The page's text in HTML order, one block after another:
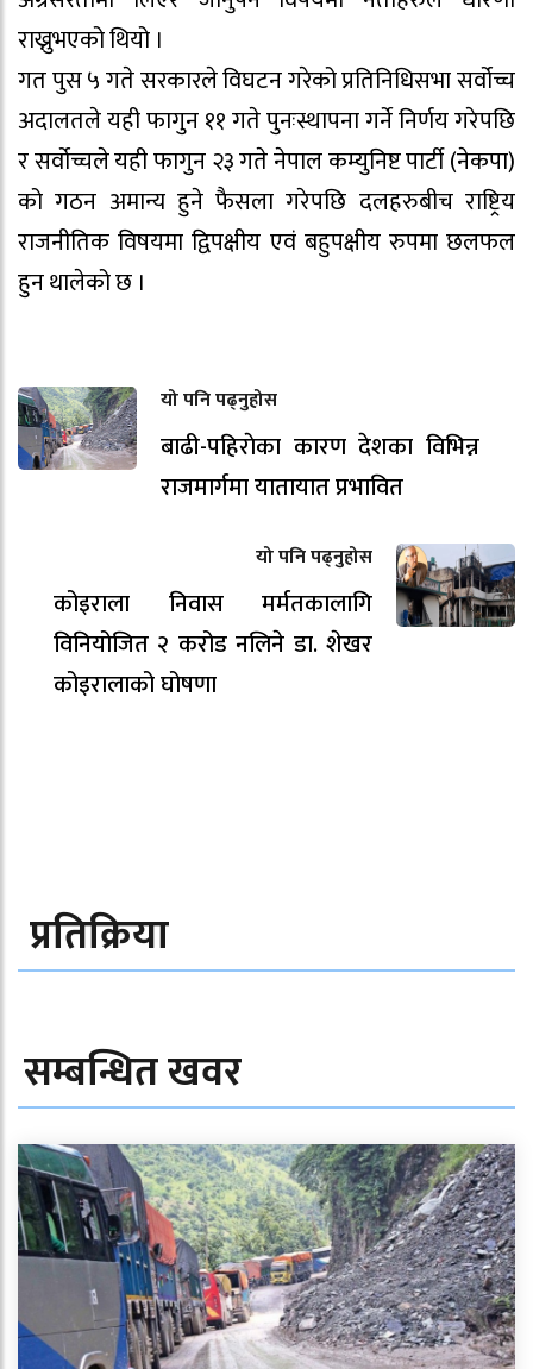
राख्नुभएको थियो ।
गत पुस ५ गते सरकारले विघटन गरेको प्रतिनिधिसभा सर्वोच्च
अदालतले यही फागुन ११ गते पुनःस्थापना गर्ने निर्णय गरेपछि
र सर्वोच्चले यही फागुन २३ गते नेपाल कम्युनिष्ट पार्टी (नेकपा)
को गठन अमान्य हुने फैसला गरेपछि दलहरुबीच राष्ट्रिय
राजनीतिक विषयमा द्विपक्षीय एवं बहुपक्षीय रुपमा छलफल
हुन थालेको छ ।
यो पनि पढ्नुहोस
बाढी-पहिराेका कारण देशका विभिन्न
राजमार्गमा यातायात प्रभावित
यो पनि पढ्नुहोस
कोइराला निवास मर्मतकालागि
विनियोजित २ करोड नलिने डा. शेखर
कोइरालाको घोषणा
प्रतिक्रिया
सम्बन्धित खवर